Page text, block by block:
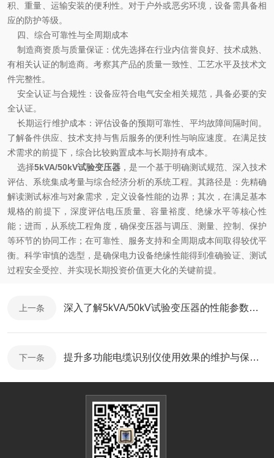
积、重量、运输安装的便利性。对于户外或恶劣环境，设备需具备相
应的防护等级。
四、综合可靠性与全周期成本
制造商资质与质量保证：优先选择在行业内信誉良好、技术成熟、
有相关认证的制造商。考察其产品的质量一致性、工艺水平及技术文
件完整性。
安全认证与合规性：设备应符合电气安全相关规范，具备必要的安
全认证。
长期运行维护成本：评估设备的预期可靠性、平均故障间隔时间。
了解备件供应、技术支持与售后服务的便利性与响应速度。在满足技
术需求的前提下，综合比较购置成本与长期持有成本。
选择5kVA/50kV试验变压器 ，是一个基于明确测试规范、深入技术
评估、系统集成考量与综合经济分析的系统工程。其路径是：先精确
解读测试标准与对象需求，定义设备性能的边界；其次，在满足基本
规格的前提下，深度评估电压质量、容量裕度、绝缘水平等核心性
能；进而，从系统工程角度，确保变压器与调压、测量、控制、保护
等环节的协同工作；在可靠性、服务支持和全周期成本间取得较优平
衡。科学审慎的选型，是确保电力设备绝缘性能得到准确验证、测试
过程安全受控、并实现长期投资价值更大化的关键前提。
上一条 深入了解5kVA/50kV试验变压器的性能参数与调节方法
下一条 提升多功能电缆识别仪使用效果的维护与保养技巧